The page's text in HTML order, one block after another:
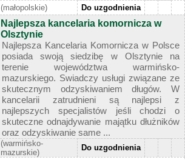
(małopolskie) Do uzgodnienia
Najlepsza kancelaria komornicza w
Olsztynie
Najlepsza Kancelaria Komornicza w Polsce
posiada swoją siedzibę w Olsztynie na
terenie województwa warmińsko-
mazurskiego. Swiadczy usługi związane ze
skutecznym odzyskiwaniem długów. W
kancelarii zatrudnieni są najlepsi z
najlepszych specjalistów jeśli chodzi o
skuteczne odnajdywanie majątku dłużników
oraz odzyskiwanie same ...
(warmińsko-
mazurskie)
Do uzgodnienia